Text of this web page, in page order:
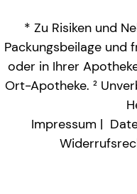
* Zu Risiken und
Packungsbeilage und
oder in Ihrer
Ort-Apotheke. ²
Impressum